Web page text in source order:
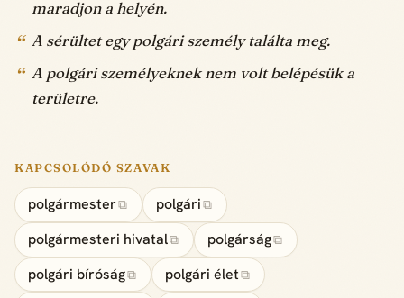
maradjon a helyén.
A sérültet egy polgári személy találta meg.
A polgári személyeknek nem volt belépésük a
területre.
KAPCSOLÓDÓ SZAVAK
polgármester⧉ polgári ⧉
polgármesteri hivatal⧉ polgárság⧉
polgári bíróság⧉ polgári élet ⧉